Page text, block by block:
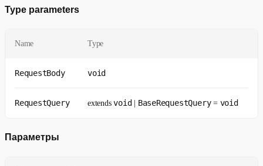
Type parameters
Name Type
RequestBody void
RequestQuery extendsvoid BaseRequestQuery= void
Параметры